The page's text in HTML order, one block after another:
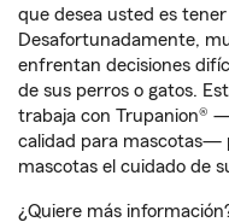
que desea usted es
Desafortunadamente,
enfrentan decisiones
de sus perros o gatos.
trabaja con Trupanion®
calidad para mascotas—
mascotas el cuidado de
¿Quiere más